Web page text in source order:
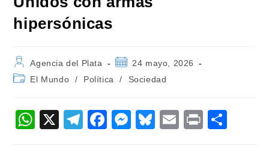
hipersónicas
Autor
de
la
Agencia del Plata
Publicación
la
24 mayo, 2026
Categoría
entrada:
El Mundo / Política / Sociedad
W X
T
F
M Bl E
Pr